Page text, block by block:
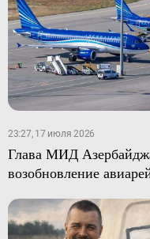
23:27, 17 июля 2026
Глава МИД
возобновление